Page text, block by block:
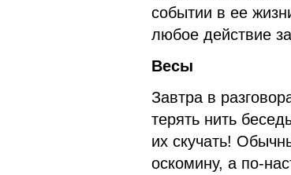
событии в ее
любое действие
Весы
Завтра в
терять нить
их скучать!
оскомину, а по-